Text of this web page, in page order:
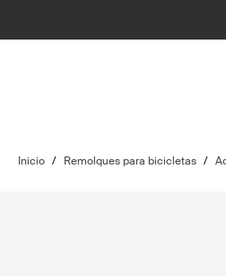
Inicio / Remolques para bicicletas /